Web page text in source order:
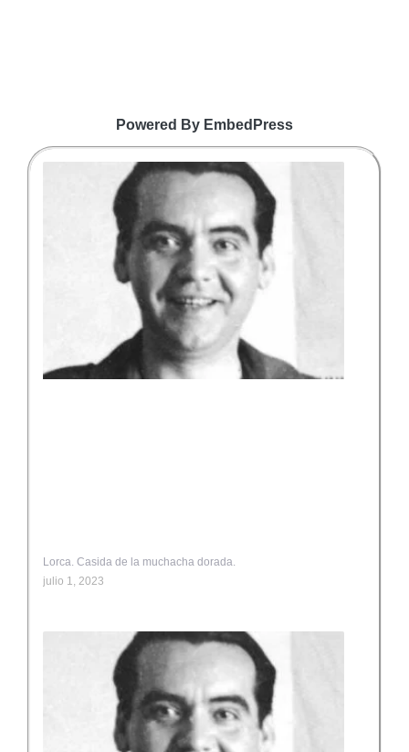
Powered By EmbedPress
Lorca. Casida de la muchacha dorada.
julio 1, 2023